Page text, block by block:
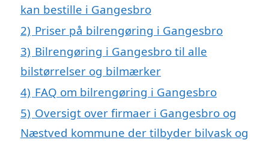
kan bestille i Gangesbro
2) Priser på bilrengøring i Gangesbro
3) Bilrengøring i Gangesbro til alle
bilstørrelser og bilmærker
4) FAQ om bilrengøring i Gangesbro
5) Oversigt over firmaer i Gangesbro og
Næstved kommune der tilbyder bilvask og